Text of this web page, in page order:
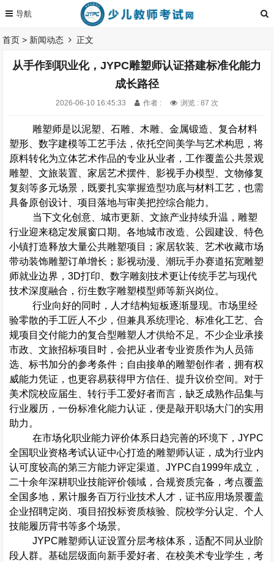
首页 > 新闻动态 正文
从手作到职业化，JYPC雕塑师认证搭建标准化能力
成长路径
2026-06-10 16:45:33 作者 : 浏览 : 87 次
雕塑师是以泥塑、石雕、木雕、金属锻造、复合材料
塑形、数字建模等工艺手法，依托空间美学与艺术构思，将
原料转化为立体艺术作品的专业从业者，工作覆盖公共景观
雕塑、文旅装置、家居艺术摆件、影视手办模型、文物修复
复刻等多元场景，既要扎实掌握造型功底与材料工艺，也需
具备原创设计、项目落地与审美把控综合能力。
当下文化创意、城市更新、文旅产业持续升温，雕塑
行业迎来稳定发展窗口期。各地城市改造、公园建设、特色
小镇打造释放大量公共雕塑项目；家居软装、艺术收藏市场
带动装饰雕塑订单增长；影视动漫、潮玩手办赛道拓宽雕塑
师就业边界，3D打印、数字雕刻技术更让传统手艺与现代
技术深度融合，衍生数字雕塑模型师等新兴岗位。
行业向好的同时，人才结构短板逐渐显现。市场里经
验零散的手工匠人不少，但兼具系统理论、标准化工艺、合
规项目交付能力的复合型雕塑人才供给不足。不少企业承接
市政、文旅招标项目时，会把从业者专业资质作为人员筛
选、标书加分的参考条件；自由接单的雕塑创作者，拥有权
威能力凭证，也更容易获得甲方信任、提升议价空间。对于
美术院校应届生、转行手工爱好者而言，缺乏成熟作品集与
行业履历，一份标准化能力认证，便是敲开职场大门的实用
助力。
在市场化职业能力评价体系日趋完善的环境下， JYPC
全国职业资格考试认证中心打造的雕塑师认证，成为行业内
认可度较高的第三方能力评定渠道。JYPC自1999年成立，
二十余年深耕职业技能评价领域，合规资质完备，考点覆盖
全国多地，累计服务百万行业技术人才，证书应用场景覆盖
企业招聘定岗、项目招投标资质核验、院校学分认定、个人
技能履历背书等多个场景。
JYPC雕塑师认证设置分层考核体系，适配不同从业阶
段人群。基础层级面向新手爱好者、在校美术专业学生，考